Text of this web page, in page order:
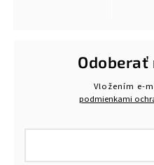
Vložením e-
podmienkami